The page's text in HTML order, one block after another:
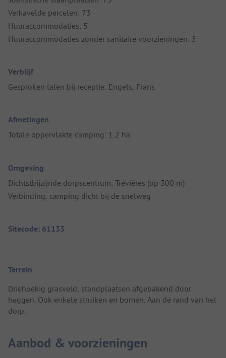
Verkavelde percelen: 73
Huuraccommodaties: 5
Huuraccommodaties zonder sanitaire voorzieningen: 5
Verblijf
Gesproken talen bij receptie: Engels, Frans
Afmetingen
Totale oppervlakte camping: 1,2 ha
Omgeving
Dichtstbijzijnde dorpscentrum: Trévières (op 300 m)
Verbinding: camping dicht bij de snelweg
Sitecode: 61133
Terrein
Driehoekig grasveld, standplaatsen afgebakend door
heggen. Ook enkele struiken en bomen. Aan de rand van het
dorp.
Aanbod & voorzieningen